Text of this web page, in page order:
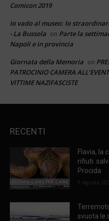
Comicon 2019
Io vado al museo: lo
- La Bussola on Parte la
Napoli e in provincia
Giornata della Memoria on
PATROCINIO CAMERA
VITTIME NAZIFASCISTE
RECENTI
Flavia, la
rifiuti:
Procida
9 Agosto
svuota le